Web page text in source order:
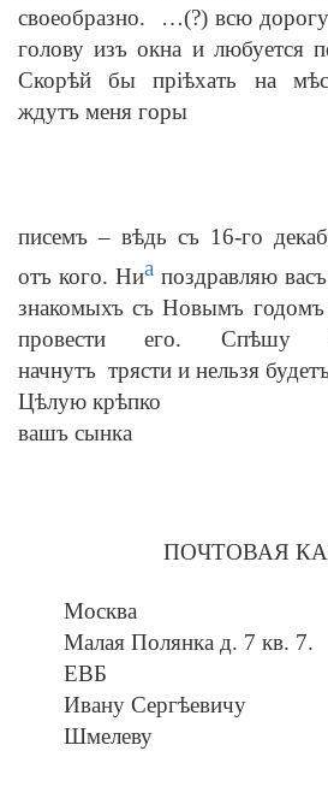
своеобразно. …(?) всю
голову изъ окна и любуется
Скорѣй бы пріѣхать на
ждутъ меня горы
писемъ – вѣдь съ 16-го
отъ кого. Ниа поздравляю
знакомыхъ съ Новымъ годомъ
провести его. Спѣшу
начнутъ трясти и нельзя
Цѣлую крѣпко
вашъ сынка
ПОЧТОВАЯ
Москва
Малая Полянка д. 7 кв. 7.
ЕВБ
Ивану Сергѣевичу
Шмелеву